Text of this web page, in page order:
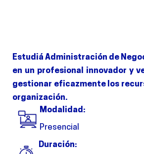
Estudiá Administración de
en un profesional innovador y
gestionar eficazmente los
organización.
Modalidad:
Presencial
Duración: